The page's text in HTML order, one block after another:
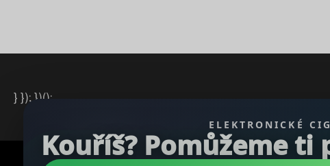
ELEKTRONICKÉ
Kouříš? Pomůžeme
} }); })();
Copyright © 2026REGBU.COM.